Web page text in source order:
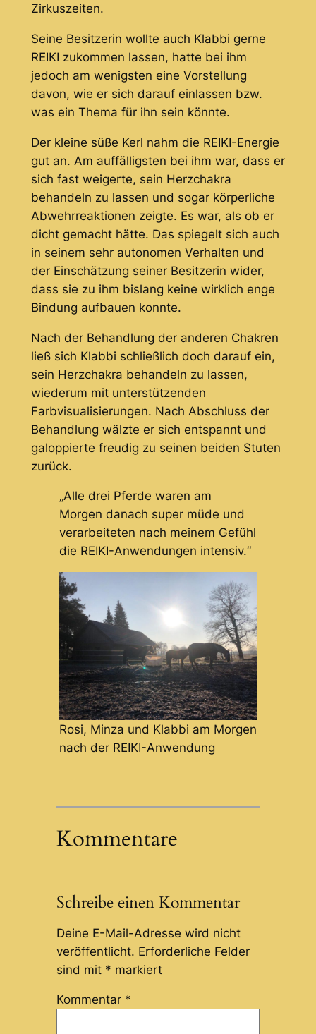
Zirkuszeiten.
Seine Besitzerin wollte auch Klabbi gerne
REIKI zukommen lassen, hatte bei ihm
jedoch am wenigsten eine Vorstellung
davon, wie er sich darauf einlassen bzw.
was ein Thema für ihn sein könnte.
Der kleine süße Kerl nahm die REIKI-Energie
gut an. Am auffälligsten bei ihm war, dass er
sich fast weigerte, sein Herzchakra
behandeln zu lassen und sogar körperliche
Abwehrreaktionen zeigte. Es war, als ob er
dicht gemacht hätte. Das spiegelt sich auch
in seinem sehr autonomen Verhalten und
der Einschätzung seiner Besitzerin wider,
dass sie zu ihm bislang keine wirklich enge
Bindung aufbauen konnte.
Nach der Behandlung der anderen Chakren
ließ sich Klabbi schließlich doch darauf ein,
sein Herzchakra behandeln zu lassen,
wiederum mit unterstützenden
Farbvisualisierungen. Nach Abschluss der
Behandlung wälzte er sich entspannt und
galoppierte freudig zu seinen beiden Stuten
zurück.
„Alle drei Pferde waren am
Morgen danach super müde und
verarbeiteten nach meinem Gefühl
die REIKI-Anwendungen intensiv.“
Rosi, Minza und Klabbi am Morgen
nach der REIKI-Anwendung
Kommentare
Schreibe einen Kommentar
Deine E-Mail-Adresse wird nicht
veröffentlicht. Erforderliche Felder
sind mit * markiert
Kommentar *